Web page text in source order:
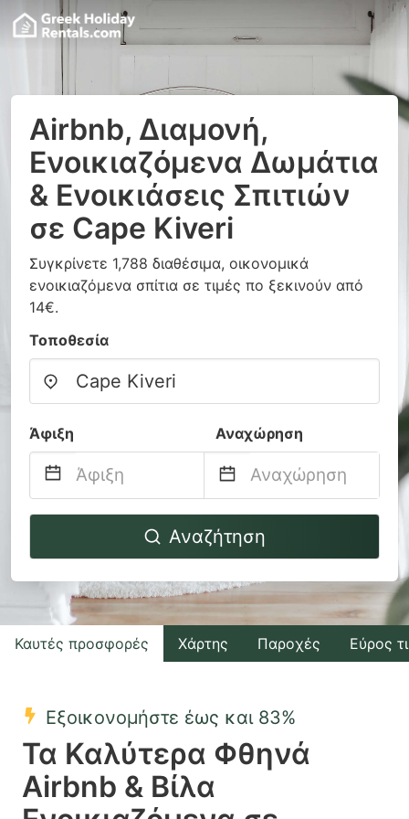
Airbnb, Διαμονή,
Ενοικιαζόμενα Δωμάτια
& Ενοικιάσεις Σπιτιών
σε Cape Kiveri
Συγκρίνετε 1,788 διαθέσιμα, οικονομικά
ενοικιαζόμενα σπίτια σε τιμές πο ξεκινούν από
14€.
Τοποθεσία
Άφιξη Αναχώρηση
Navigate
to
interact
with
the
select
a
date.
Press
Navigate
backward
to
interact
with
the
select
a
Press
Αναζήτηση
Καυτές προσφορές Χάρτης Παροχές Εύρος
Εξοικονομήστε έως και 83%
Τα Καλύτερα Φθηνά
Airbnb & Βίλα